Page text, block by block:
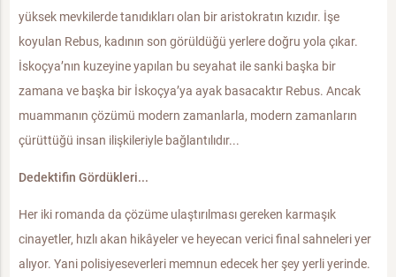
yüksek mevkilerde tanıdıkları olan bir aristokratın kızıdır. İşe
koyulan Rebus, kadının son görüldüğü yerlere doğru yola çıkar.
İskoçya’nın kuzeyine yapılan bu seyahat ile sanki başka bir
zamana ve başka bir İskoçya’ya ayak basacaktır Rebus. Ancak
muammanın çözümü modern zamanlarla, modern zamanların
çürüttüğü insan ilişkileriyle bağlantılıdır...
Dedektifin Gördükleri...
Her iki romanda da çözüme ulaştırılması gereken karmaşık
cinayetler, hızlı akan hikâyeler ve heyecan verici final sahneleri yer
alıyor. Yani polisiyeseverleri memnun edecek her şey yerli yerinde.